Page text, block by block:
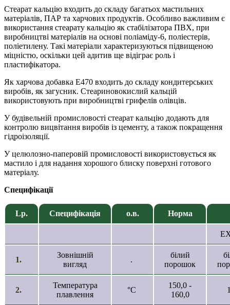
Стеарат кальцію входить до складу багатьох мастильних
матеріалів, ПАР та харчових продуктів. Особливо важливим є
використання стеарату кальцію як стабілізатора ПВХ, при
виробництві матеріалів на основі поліаміду-6, поліестерів,
поліетилену. Такі матеріали характеризуються підвищеною
міцністю, оскільки цей адитив ще відіграє роль і
пластифікатора.
Як харчова добавка E470 входить до складу кондитерських
виробів, як загусник. Стеариновокислий кальцій
використовують при виробництві грифелів олівців.
У будівельній промисловості стеарат кальцію додають для
контролю вицвітання виробів із цементу, а також покращення
гідроізоляції.
У целюлозно-паперовій промисловості використовується як
мастило і для надання хорошого блиску поверхні готового
матеріалу.
Специфікації
Lp. Специфікація о.в. Норма
1.
Зовнішній
вигляд
.
білий
порошок
2.
Температура
плавлення
°C
150,0 -
160,0